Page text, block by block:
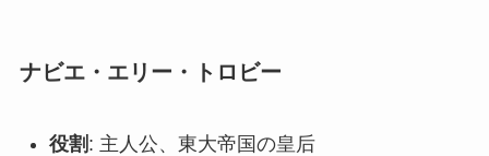
ナビエ・エリー・トロビー
役割 : 主人公、東大帝国の皇后